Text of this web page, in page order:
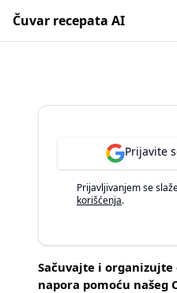
Čuvar recepata AI
Prijavite
Prijavljivanjem se
korišćenja.
Sačuvajte i
napora pomoću našeg